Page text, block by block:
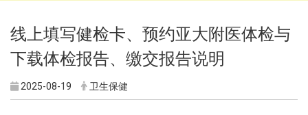
线上填写健检卡、预约亚大附医体检与
下载体检报告、缴交报告说明
2025-08-19 卫生保健